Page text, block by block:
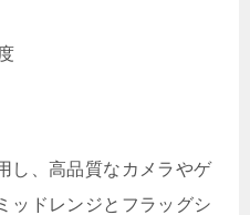
し、高品質なカメラやゲ
ッドレンジとフラッグシ